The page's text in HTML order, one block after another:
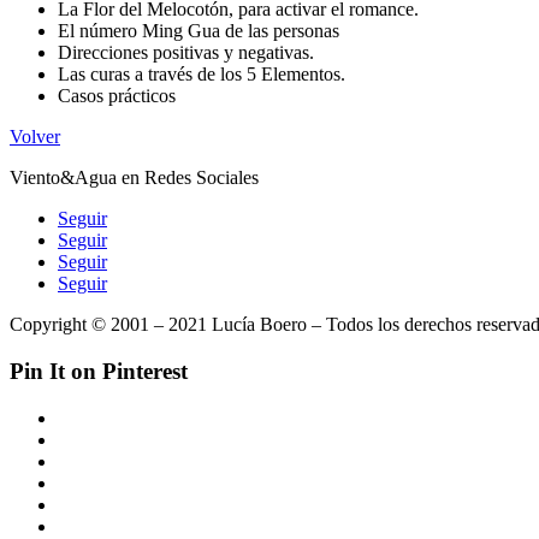
La Flor del Melocotón, para activar el romance.
El número Ming Gua de las personas
Direcciones positivas y negativas.
Las curas a través de los 5 Elementos.
Casos prácticos
Volver
Viento&Agua en Redes Sociales
Seguir
Seguir
Seguir
Seguir
Copyright © 2001 – 2021 Lucía Boero – Todos los derechos
Pin It on Pinterest